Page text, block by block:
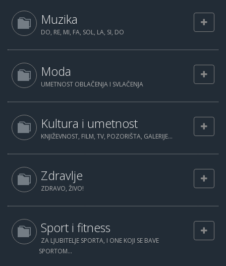
Muzika
DO, RE, MI, FA, SOL, LA, SI, DO
Moda
UMETNOST OBLAČENJA I SVLAČENJA
Kultura i umetnost
KNJIŽEVNOST, FILM, TV, POZORIŠTA, GALERIJE...
Zdravlje
ZDRAVO, ŽIVO!
Sport i fitness
ZA LJUBITELJE SPORTA, I ONE KOJI SE BAVE
SPORTOM...